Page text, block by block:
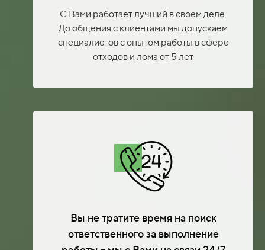
С Вами работает лучший в своем деле.
До общения с клиентами мы допускаем
специалистов с опытом работы в сфере
отходов и лома от 5 лет
Вы не тратите время на поиск
ответственного за выполнение